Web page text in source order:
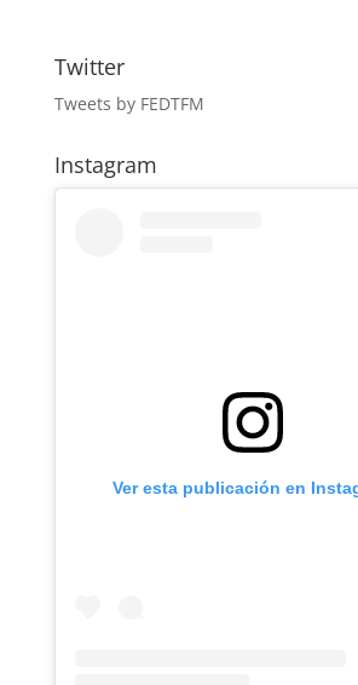
Twitter
Tweets by FEDTFM
Instagram
Ver esta publicación en